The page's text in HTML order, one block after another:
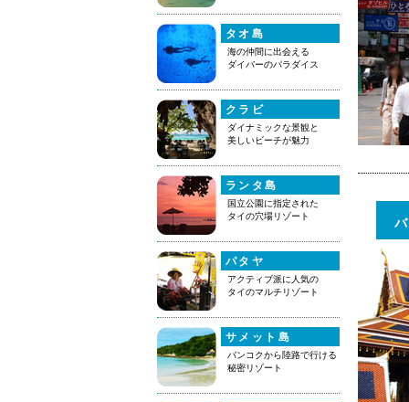
タオ島
海の仲間に出会える
ダイバーのパラダイス
クラビ
ダイナミックな景観と
美しいビーチが魅力
ランタ島
国立公園に指定された
タイの穴場リゾート
パタヤ
アクティブ派に人気の
タイのマルチリゾート
サメット島
バンコクから陸路で行ける
秘密リゾート